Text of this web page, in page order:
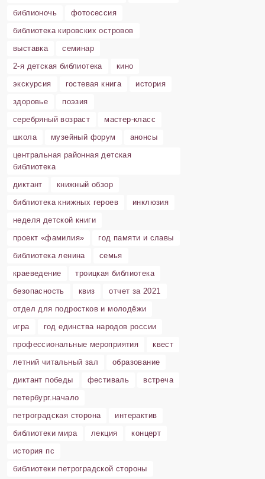
библионочь
фотосессия
библиотека кировских островов
выставка
семинар
2-я детская библиотека
кино
экскурсия
гостевая книга
история
здоровье
поэзия
серебряный возраст
мастер-класс
школа
музейный форум
анонсы
центральная районная детская
библиотека
диктант
книжный обзор
библиотека книжных героев
инклюзия
неделя детской книги
проект «фамилия»
год памяти и славы
библиотека ленина
семья
краеведение
троицкая библиотека
безопасность
квиз
отчет за 2021
отдел для подростков и молодёжи
игра
год единства народов россии
профессиональные мероприятия
квест
летний читальный зал
образование
диктант победы
фестиваль
встреча
петербург.начало
петроградская сторона
интерактив
библиотеки мира
лекция
концерт
история пс
библиотеки петроградской стороны